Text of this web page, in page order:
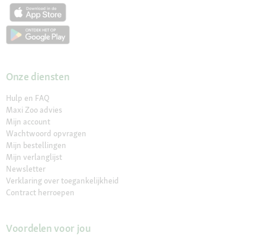
Onze diensten
Hulp en FAQ
Maxi Zoo advies
Mijn account
Wachtwoord opvragen
Mijn bestellingen
Mijn verlanglijst
Newsletter
Verklaring over toegankelijkheid
Contract herroepen
Voordelen voor jou